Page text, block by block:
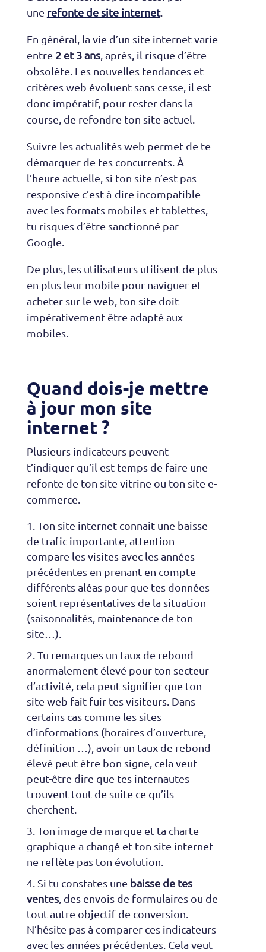
une refonte de site internet.
En général, la vie d’un site internet varie
entre 2 et 3 ans, après, il risque d’être
obsolète. Les nouvelles tendances et
critères web évoluent sans cesse, il est
donc impératif, pour rester dans la
course, de refondre ton site actuel.
Suivre les actualités web permet de te
démarquer de tes concurrents. À
l’heure actuelle, si ton site n’est pas
responsive c’est-à-dire incompatible
avec les formats mobiles et tablettes,
tu risques d’être sanctionné par
Google.
De plus, les utilisateurs utilisent de plus
en plus leur mobile pour naviguer et
acheter sur le web, ton site doit
impérativement être adapté aux
mobiles.
Quand dois-je mettre
à jour mon site
internet ?
Plusieurs indicateurs peuvent
t’indiquer qu’il est temps de faire une
refonte de ton site vitrine ou ton site e-
commerce.
Ton site internet connait une baisse
de trafic importante, attention
compare les visites avec les années
précédentes en prenant en compte
différents aléas pour que tes données
soient représentatives de la situation
(saisonnalités, maintenance de ton
site…).
Tu remarques un taux de rebond
anormalement élevé pour ton secteur
d’activité, cela peut signifier que ton
site web fait fuir tes visiteurs. Dans
certains cas comme les sites
d’informations (horaires d’ouverture,
définition …), avoir un taux de rebond
élevé peut-être bon signe, cela veut
peut-être dire que tes internautes
trouvent tout de suite ce qu’ils
cherchent.
Ton image de marque et ta charte
graphique a changé et ton site internet
ne reflète pas ton évolution.
Si tu constates une baisse de tes
ventes, des envois de formulaires ou de
tout autre objectif de conversion.
N’hésite pas à comparer ces indicateurs
avec les années précédentes. Cela veut